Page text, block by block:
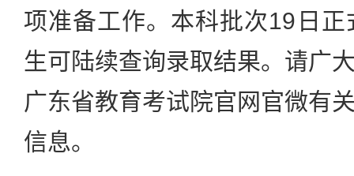
项准备工作。本科批次19日
生可陆续查询录取结果。请广
广东省教育考试院官网官微有
信息。